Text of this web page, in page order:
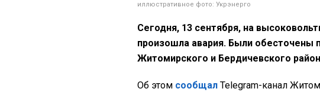
иллюстративное фото: Укрэнерго
Сегодня, 13 сентября, на
произошла авария. Были обесточены
Житомирского и Бердичевского
Об этом сообщал Telegram-канал